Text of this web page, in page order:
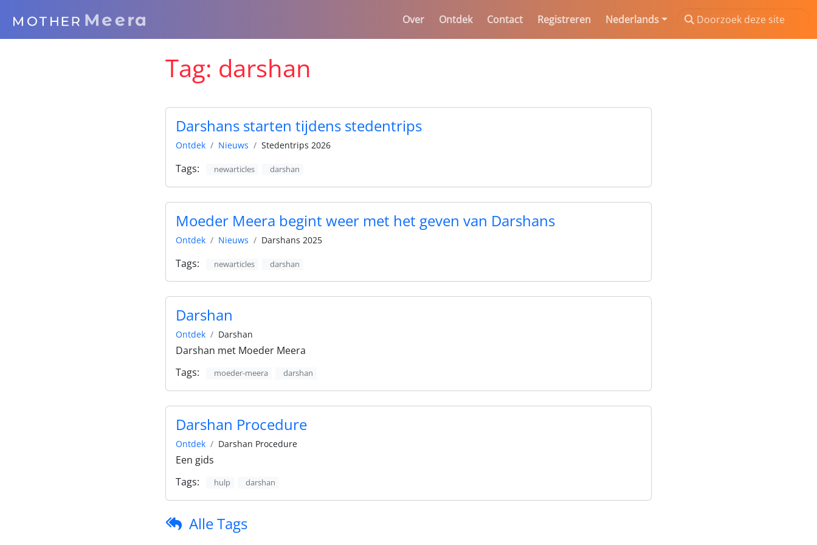
Over Ontdek Contact Registreren Nederlands
Tag: darshan
Darshans starten tijdens stedentrips
Ontdek Nieuws Stedentrips 2026
Tags: newarticles darshan
Moeder Meera begint weer met het geven van Darshans
Ontdek Nieuws Darshans 2025
Tags: newarticles darshan
Darshan
Ontdek Darshan
Darshan met Moeder Meera
Tags:
moeder-meera darshan
Darshan Procedure
Ontdek Darshan Procedure
Een gids
Tags:
hulp darshan
Alle Tags